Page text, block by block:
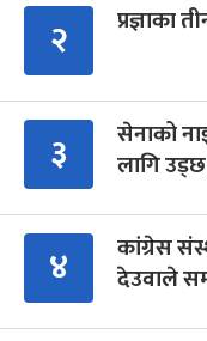
२ प्रज्ञाका
३
सेनाको
लागि
४
कांग्रेस
देउवाले